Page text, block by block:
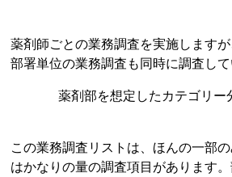
薬剤師ごとの業務調査を実施します
部署単位の業務調査も同時に調査して
薬剤部を想定したカテゴリ
この業務調査リストは、ほんの一部
はかなりの量の調査項目があります